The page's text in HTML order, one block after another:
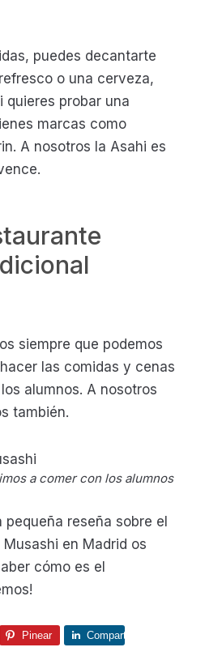
puedes decantarte
o una cerveza,
quieres probar una
marcas como
A nosotros la Asahi es
siempre que podemos
las comidas y cenas
alumnos. A nosotros
también.
a comer con los alumnos
pequeña reseña sobre el
en Madrid os
cómo es el
Pinear Comparte